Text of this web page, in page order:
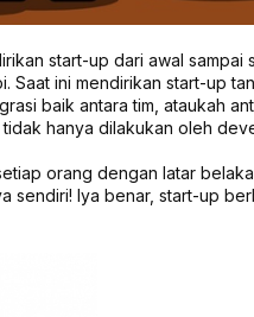
start-up dari awal sampai
Saat ini mendirikan start-up
baik antara tim, ataukah
hanya dilakukan oleh
orang dengan latar
sendiri! Iya benar, start-up